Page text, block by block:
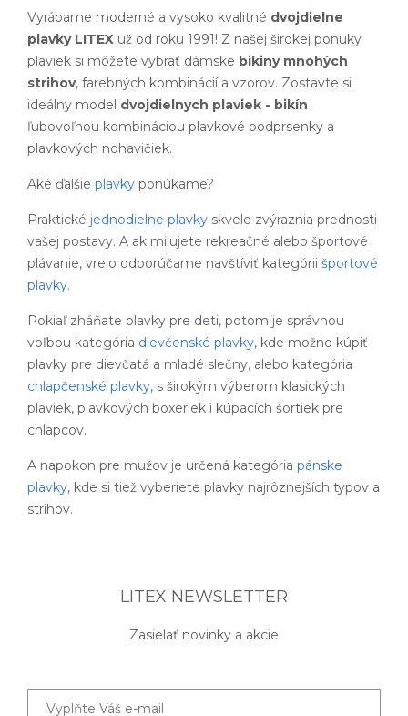
Vyrábame moderné a vysoko kvalitné dvojdielne
plavky LITEX už od roku 1991! Z našej širokej ponuky
plaviek si môžete vybrať dámske bikiny mnohých
strihov, farebných kombinácií a vzorov. Zostavte si
ideálny model dvojdielnych plaviek - bikín
ľubovoľnou kombináciou plavkové podprsenky a
plavkových nohavičiek.
Aké ďalšie plavky ponúkame?
Praktické jednodielne plavky skvele zvýraznia prednosti
vašej postavy. A ak milujete rekreačné alebo športové
plávanie, vrelo odporúčame navštíviť kategórii športové
plavky.
Pokiaľ zháňate plavky pre deti, potom je správnou
voľbou kategória dievčenské plavky, kde možno kúpiť
plavky pre dievčatá a mladé slečny, alebo kategória
chlapčenské plavky, s širokým výberom klasických
plaviek, plavkových boxeriek i kúpacích šortiek pre
chlapcov.
A napokon pre mužov je určená kategória pánske
plavky, kde si tiež vyberiete plavky najrôznejších typov a
strihov.
LITEX NEWSLETTER
Zasielať novinky a akcie